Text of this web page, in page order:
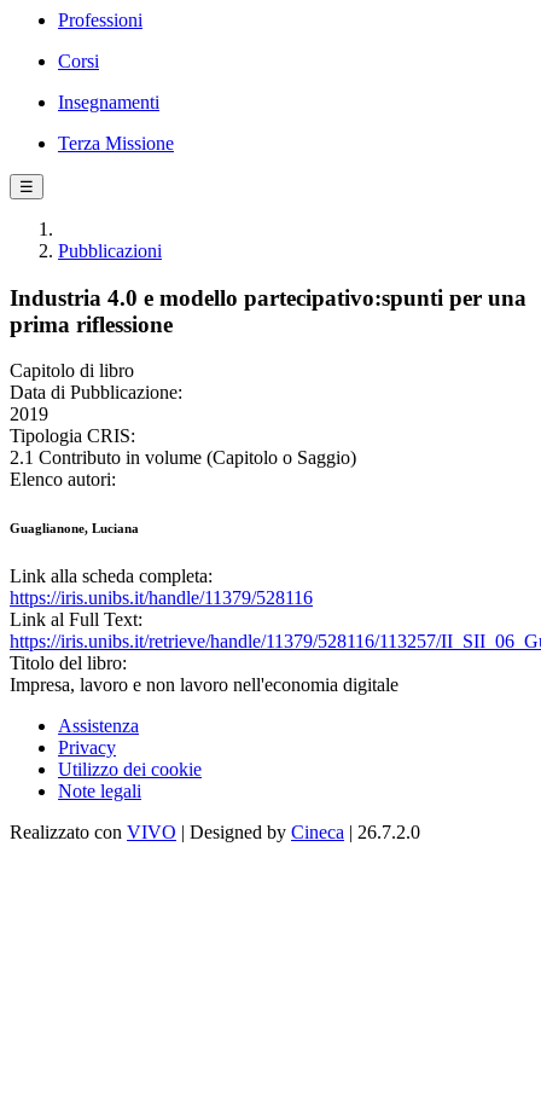
Professioni
Corsi
Insegnamenti
Terza Missione
☰
Pubblicazioni
Industria 4.0 e modello partecipativo:spunti per una
prima riflessione
Capitolo di libro
Data di Pubblicazione:
2019
Tipologia CRIS:
2.1 Contributo in volume (Capitolo o Saggio)
Elenco autori:
Guaglianone, Luciana
Link alla scheda completa:
https://iris.unibs.it/handle/11379/528116
Link al Full Text:
https://iris.unibs.it/retrieve/handle/11379/528116/113257/
Titolo del libro:
Impresa, lavoro e non lavoro nell'economia digitale
Assistenza
Privacy
Utilizzo dei cookie
Note legali
Realizzato con VIVO | Designed by Cineca | 26.7.2.0